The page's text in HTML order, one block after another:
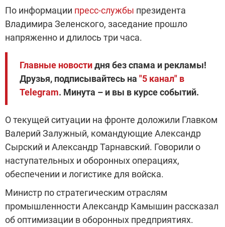
По информации пресс-службы президента
Владимира Зеленского, заседание прошло
напряженно и длилось три часа.
Главные новостидня без спама и рекламы!
Друзья, подписывайтесь на "5 канал" в
Telegram. Минута – и вы в курсе событий.
О текущей ситуации на фронте доложили Главком
Валерий Залужный, командующие Александр
Сырский и Александр Тарнавский. Говорили о
наступательных и оборонных операциях,
обеспечении и логистике для войска.
Министр по стратегическим отраслям
промышленности Александр Камышин рассказал
об оптимизации в оборонных предприятиях.